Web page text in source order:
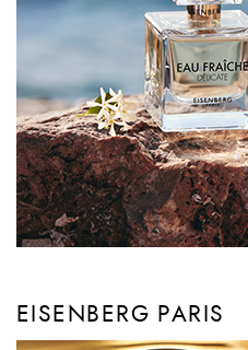
EISENBERG PARIS